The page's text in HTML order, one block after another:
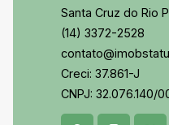
Santa Cruz do Rio
(14) 3372-2528
Creci: 37.861-J
CNPJ: 32.076.140/